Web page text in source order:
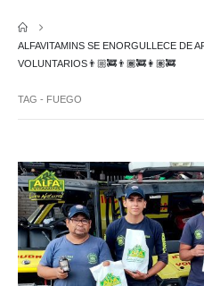
ALFAVITAMINS SE ENORGULLECE DE
VOLUNTARIOS👨🏼‍🚒👨🏾‍🚒👩🏽‍🚒
TAG - FUEGO